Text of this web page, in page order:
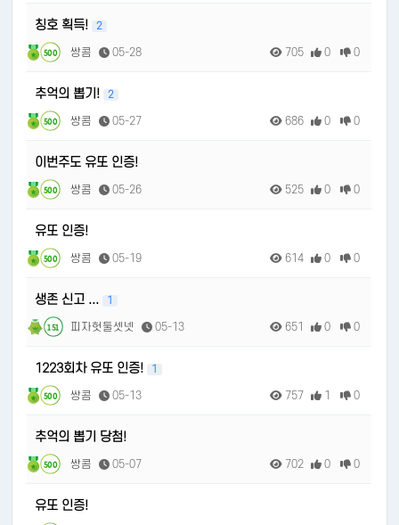
칭호 획득! 2
500 쌍콤 05-28 705 0 0
추억의 뽑기! 2
500 쌍콤 05-27 686 0 0
이번주도 유또 인증!
500 쌍콤 05-26 525 0 0
유또 인증!
500 쌍콤 05-19 614 0 0
생존 신고 ... 1
151 피자헛둘셋넷 05-13 651 0 0
1223회차 유또 인증! 1
500 쌍콤 05-13 757 1 0
추억의 뽑기 당첨!
500 쌍콤 05-07 702 0 0
유또 인증!